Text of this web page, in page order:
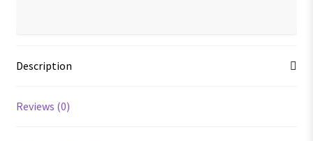
Description
Reviews (0)